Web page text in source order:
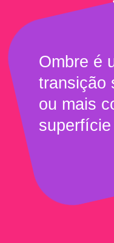
Ombre é
transição
ou mais